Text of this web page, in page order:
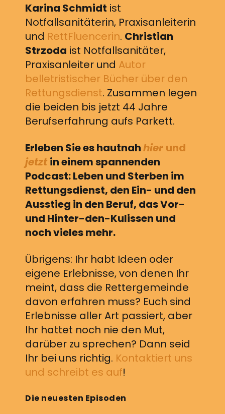
Karina Schmidt ist
Notfallsanitäterin, Praxisanleiterin
und RettFluencerin. Christian
Strzoda ist Notfallsanitäter,
Praxisanleiter und Autor
belletristischer Bücher über den
Rettungsdienst. Zusammen legen
die beiden bis jetzt 44 Jahre
Berufserfahrung aufs Parkett.
Erleben Sie es hautnahhier und
jetzt in einem spannenden
Podcast: Leben und Sterben im
Rettungsdienst, den Ein- und den
Ausstieg in den Beruf, das Vor-
und Hinter-den-Kulissen und
noch vieles mehr.
Übrigens: Ihr habt Ideen oder
eigene Erlebnisse, von denen Ihr
meint, dass die Rettergemeinde
davon erfahren muss? Euch sind
Erlebnisse aller Art passiert, aber
Ihr hattet noch nie den Mut,
darüber zu sprechen? Dann seid
Ihr bei uns richtig. Kontaktiert uns
und schreibt es auf!
Die neuesten Episoden